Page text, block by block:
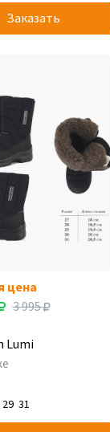
Заказать
цена
3 995
Lumi
29 31